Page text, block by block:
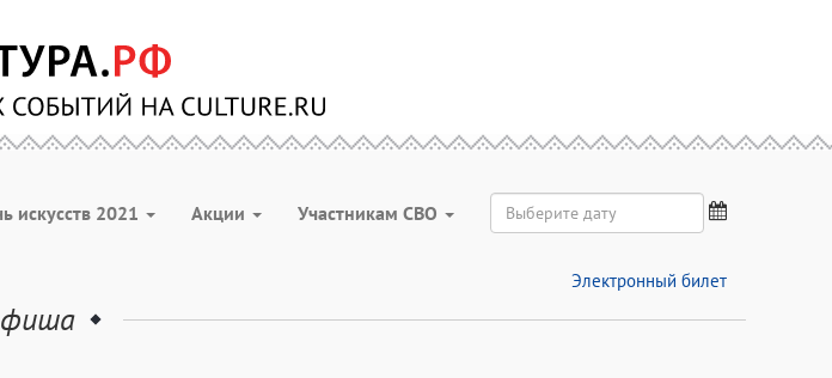
искусств 2021 Акции Участникам СВО
Электронный билет